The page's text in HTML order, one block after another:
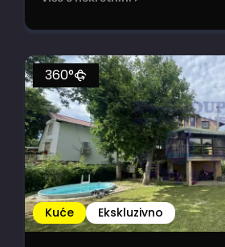
Kuće Ekskluzivno
360°